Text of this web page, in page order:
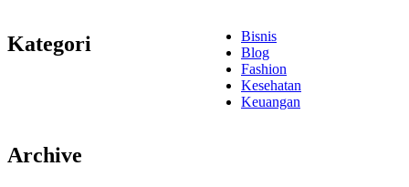
Kategori
Bisnis
Blog
Fashion
Kesehatan
Keuangan
Archive